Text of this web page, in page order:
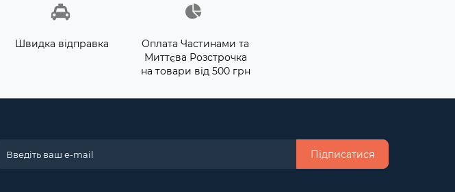
Швидка відправка
Оплата Частинами та
Миттєва Розстрочка
на товари від 500 грн
Підписатися